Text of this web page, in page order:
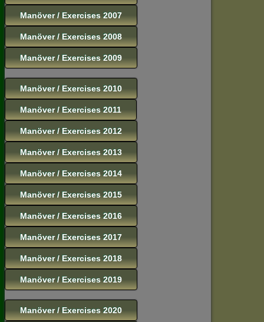
Manöver / Exercises 2007
Manöver / Exercises 2008
Manöver / Exercises 2009
Manöver / Exercises 2010
Manöver / Exercises 2011
Manöver / Exercises 2012
Manöver / Exercises 2013
Manöver / Exercises 2014
Manöver / Exercises 2015
Manöver / Exercises 2016
Manöver / Exercises 2017
Manöver / Exercises 2018
Manöver / Exercises 2019
Manöver / Exercises 2020